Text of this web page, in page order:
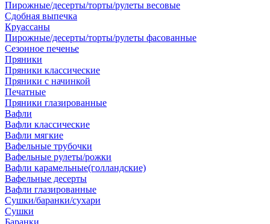
Пирожные/десерты/торты/рулеты весовые
Сдобная выпечка
Круассаны
Пирожные/десерты/торты/рулеты фасованные
Сезонное печенье
Пряники
Пряники классические
Пряники с начинкой
Печатные
Пряники глазированные
Вафли
Вафли классические
Вафли мягкие
Вафельные трубочки
Вафельные рулеты/рожки
Вафли карамельные(голландские)
Вафельные десерты
Вафли глазированные
Сушки/баранки/сухари
Сушки
Баранки